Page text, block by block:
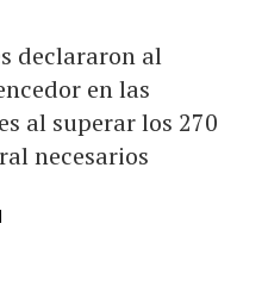
declararon al
en las
al superar los 270
necesarios